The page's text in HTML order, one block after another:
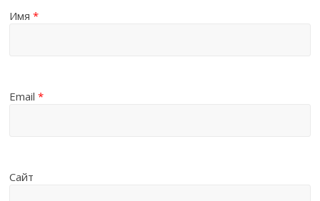
Имя*
Email*
Сайт